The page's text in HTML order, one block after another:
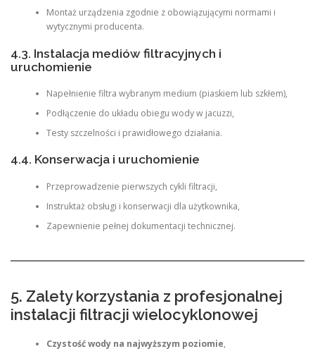
Montaż urządzenia zgodnie z obowiązującymi normami i
wytycznymi producenta.
4.3. Instalacja mediów filtracyjnych i
uruchomienie
Napełnienie filtra wybranym medium (piaskiem lub szkłem),
Podłączenie do układu obiegu wody w jacuzzi,
Testy szczelności i prawidłowego działania.
4.4. Konserwacja i uruchomienie
Przeprowadzenie pierwszych cykli filtracji,
Instruktaż obsługi i konserwacji dla użytkownika,
Zapewnienie pełnej dokumentacji technicznej.
5. Zalety korzystania z profesjonalnej
instalacji filtracji wielocyklonowej
Czystość wody na najwyższym poziomie,